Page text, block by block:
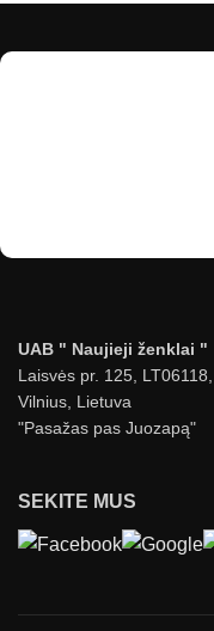
UAB " Naujieji ženklai "
Laisvės pr. 125, LT06118,
Vilnius, Lietuva
"Pasažas pas Juozapą"
SEKITE MUS